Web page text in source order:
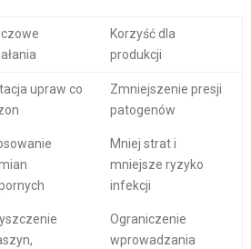
Korzyść dla
produkcji
upraw co
Zmniejszenie presji
patogenów
Mniej strat i
mniejsze ryzyko
infekcji
Ograniczenie
wprowadzania